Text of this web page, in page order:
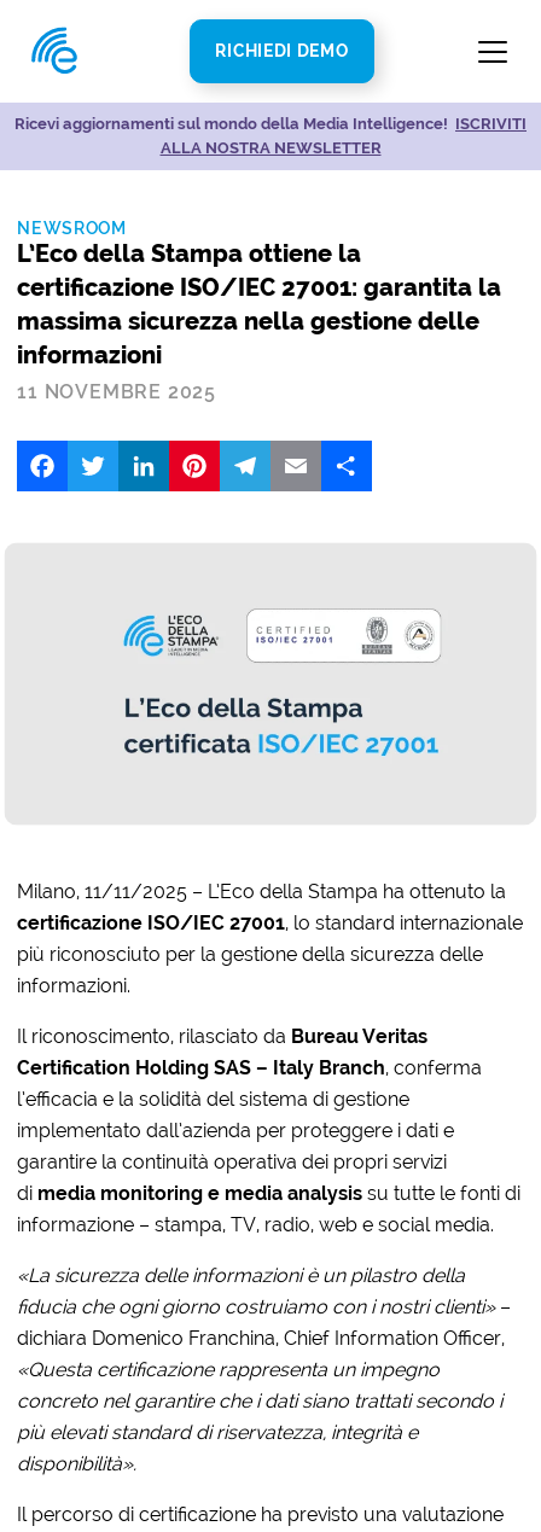
RICHIEDI DEMO
NEWSROOM
L’Eco della Stampa ottiene la
certificazione ISO/IEC 27001: garantita la
massima sicurezza nella gestione delle
informazioni
11 NOVEMBRE 2025
FacebookTwitter LinkedIn
Milano, 11/11/2025 – L’Eco della Stampa ha ottenuto la
certificazione ISO/IEC 27001, lo standard internazionale
più riconosciuto per la gestione della sicurezza delle
informazioni.
Il riconoscimento, rilasciato da Bureau Veritas
Certification Holding SAS – Italy Branch, conferma
l’efficacia e la solidità del sistema di gestione
implementato dall’azienda per proteggere i dati e
garantire la continuità operativa dei propri servizi
di media monitoring e media analysissu tutte le fonti di
informazione – stampa, TV, radio, web e social media.
«La sicurezza delle informazioni è un pilastro della
fiducia che ogni giorno costruiamo con i nostri clienti» –
dichiara Domenico Franchina, Chief Information Officer,
«Questa certificazione rappresenta un impegno
concreto nel garantire che i dati siano trattati secondo i
più elevati standard di riservatezza, integrità e
disponibilità».
Il percorso di certificazione ha previsto una valutazione
Sblocca le Risorse de L’Eco della Stampa! ENTRA NELLA
COMMUNITY
Ricevi aggiornamenti sul mondo della Media Intelligence! ISCRIVITI
ALLA NOSTRA NEWSLETTER